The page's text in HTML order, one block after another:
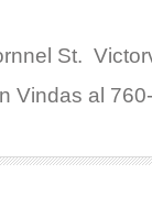
St.
Vindas al 760-